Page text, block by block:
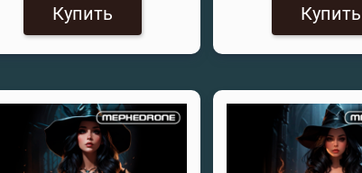
Купить Купить